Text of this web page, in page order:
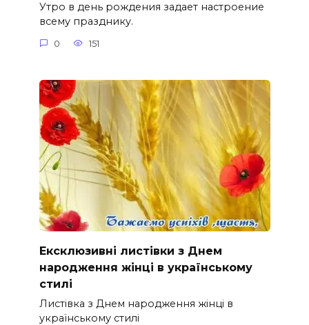
Утро в день рождения задает настроение
всему празднику.
0 151
Ексклюзивні листівки з Днем
народження жінці в українському
стилі
Листівка з Днем народження жінці в
українському стилі